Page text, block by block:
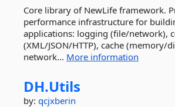
Core library of NewLife framework.
performance infrastructure for
applications: logging (file/network),
(XML/JSON/HTTP), cache (memory/
network... More information
DH.Utils
by: qcjxberin